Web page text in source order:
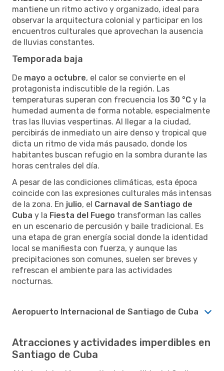
mantiene un ritmo activo y organizado, ideal para
observar la arquitectura colonial y participar en los
encuentros culturales que aprovechan la ausencia
de lluvias constantes.
Temporada baja
De mayo a octubre, el calor se convierte en el
protagonista indiscutible de la región. Las
temperaturas superan con frecuencia los 30 °C y la
humedad aumenta de forma notable, especialmente
tras las lluvias vespertinas. Al llegar a la ciudad,
percibirás de inmediato un aire denso y tropical que
dicta un ritmo de vida más pausado, donde los
habitantes buscan refugio en la sombra durante las
horas centrales del día.
A pesar de las condiciones climáticas, esta época
coincide con las expresiones culturales más intensas
de la zona. En julio, el Carnaval de Santiago de
Cuba y la Fiesta del Fuego transforman las calles
en un escenario de percusión y baile tradicional. Es
una etapa de gran energía social donde la identidad
local se manifiesta con fuerza, y aunque las
precipitaciones son comunes, suelen ser breves y
refrescan el ambiente para las actividades
nocturnas.
Aeropuerto Internacional de Santiago de Cuba
Atracciones y actividades imperdibles en
Santiago de Cuba